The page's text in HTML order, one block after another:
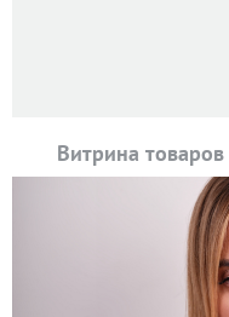
Витрина товаров